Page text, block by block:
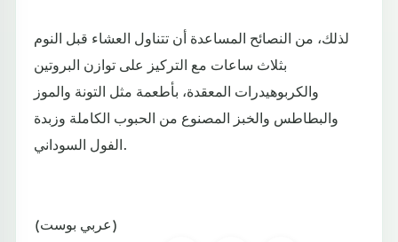
لذلك، من النصائح المساعدة أن تتناول العشاء قبل النوم
بثلاث ساعات مع التركيز على توازن البروتين
والكربوهيدرات المعقدة، بأطعمة مثل التونة والموز
والبطاطس والخبز المصنوع من الحبوب الكاملة وزبدة
الفول السوداني.
(عربي بوست)